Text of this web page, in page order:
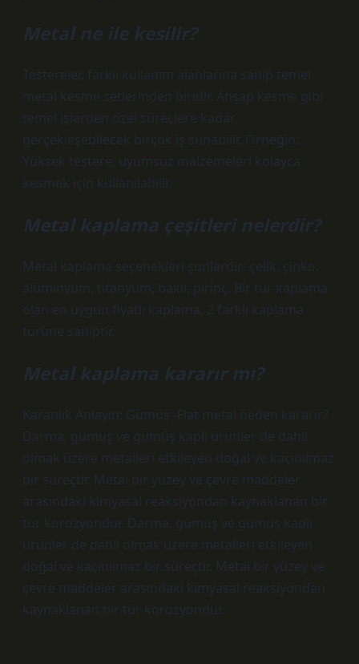
Metal ne ile kesilir?
Testereler, farklı kullanım alanlarına sahip temel
metal kesme setlerinden biridir. Ahşap kesme gibi
temel işlerden özel süreçlere kadar
gerçekleşebilecek birçok iş sunabilir. Örneğin;
Yüksek testere, uyumsuz malzemeleri kolayca
kesmek için kullanılabilir.
Metal kaplama çeşitleri nelerdir?
Metal kaplama seçenekleri şunlardır: çelik, çinko,
alüminyum, titanyum, bakır, pirinç. Bir tür kaplama
olan en uygun fiyatlı kaplama, 2 farklı kaplama
türüne sahiptir.
Metal kaplama kararır mı?
Karanlık Anlayın: Gümüş -Flat metal neden kararır?
Darma, gümüş ve gümüş kaplı ürünler de dahil
olmak üzere metalleri etkileyen doğal ve kaçınılmaz
bir süreçtir. Metal bir yüzey ve çevre maddeler
arasındaki kimyasal reaksiyondan kaynaklanan bir
tür korozyondur. Darma, gümüş ve gümüş kaplı
ürünler de dahil olmak üzere metalleri etkileyen
doğal ve kaçınılmaz bir süreçtir. Metal bir yüzey ve
çevre maddeler arasındaki kimyasal reaksiyondan
kaynaklanan bir tür korozyondur.